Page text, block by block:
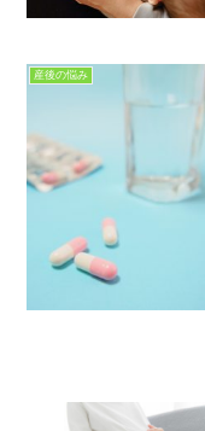
産後の悩み